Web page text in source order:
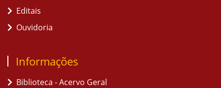
Editais
Ouvidoria
Informações
Biblioteca - Acervo Geral